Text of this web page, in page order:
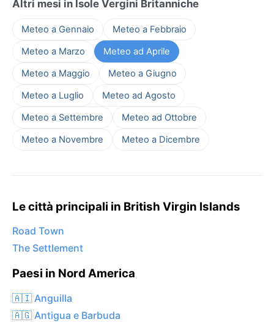
Altri mesi in Isole Vergini Britanniche
Meteo a Gennaio
Meteo a Febbraio
Meteo a Marzo
Meteo ad Aprile
Meteo a Maggio
Meteo a Giugno
Meteo a Luglio
Meteo ad Agosto
Meteo a Settembre
Meteo ad Ottobre
Meteo a Novembre
Meteo a Dicembre
Le città principali in British Virgin Islands
Road Town
The Settlement
Paesi in Nord America
🇦🇮 Anguilla
🇦🇬 Antigua e Barbuda